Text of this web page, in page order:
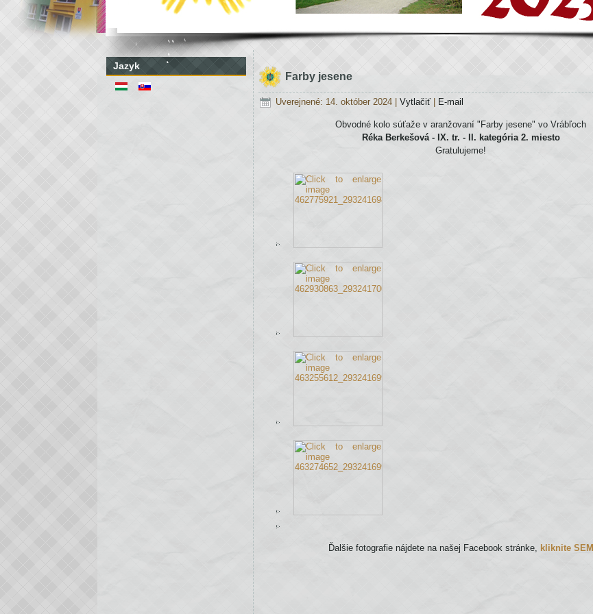
Jazyk
Farby jesene
Uverejnené: 14. október 2024 Vytlačiť E-mail
Obvodné kolo súťaže v aranžovaní "Farby jesene" vo Vrábľoch
Réka Berkešová - IX. tr. - II. kategória 2. miesto
Gratulujeme!
Ďalšie fotografie nájdete na našej Facebook stránke, kliknite SEM